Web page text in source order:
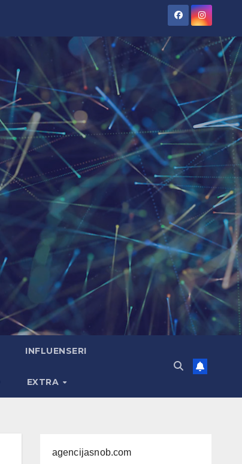
INFLUENSERI
EXTRA
agencijasnob.com